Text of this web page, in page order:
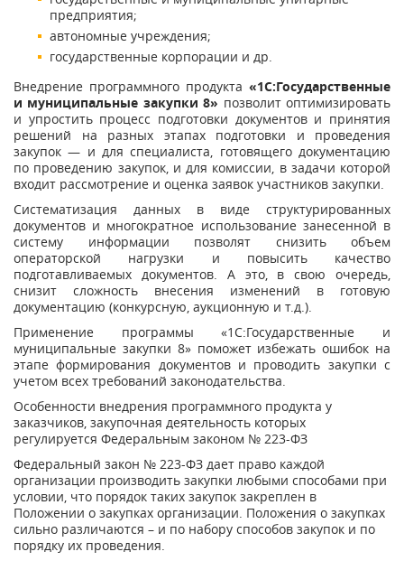
предприятия;
автономные учреждения;
государственные корпорации и др.
Внедрение программного продукта «1С:Государственные
и муниципальные закупки 8» позволит оптимизировать
и упростить процесс подготовки документов и принятия
решений на разных этапах подготовки и проведения
закупок — и для специалиста, готовящего документацию
по проведению закупок, и для комиссии, в задачи которой
входит рассмотрение и оценка заявок участников закупки.
Систематизация данных в виде структурированных
документов и многократное использование занесенной в
систему информации позволят снизить объем
операторской нагрузки и повысить качество
подготавливаемых документов. А это, в свою очередь,
снизит сложность внесения изменений в готовую
документацию (конкурсную, аукционную и т.д.).
Применение программы «1С:Государственные и
муниципальные закупки 8» поможет избежать ошибок на
этапе формирования документов и проводить закупки с
учетом всех требований законодательства.
Особенности внедрения программного продукта у
заказчиков, закупочная деятельность которых
регулируется Федеральным законом № 223-ФЗ
Федеральный закон № 223-ФЗ дает право каждой
организации производить закупки любыми способами при
условии, что порядок таких закупок закреплен в
Положении о закупках организации. Положения о закупках
сильно различаются – и по набору способов закупок и по
порядку их проведения.